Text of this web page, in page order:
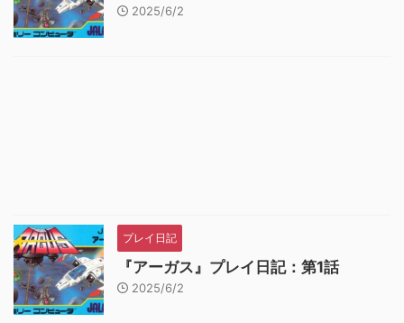
2025/6/2
プレイ日記
『アーガス』プレイ日記：第1話
2025/6/2